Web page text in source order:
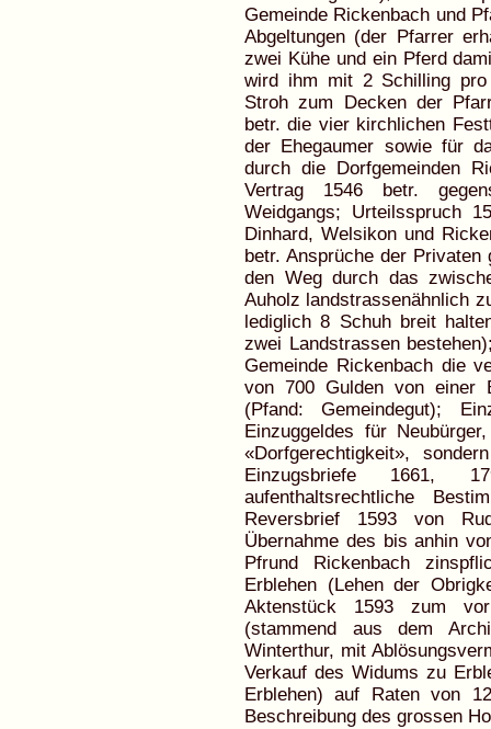
Gemeinde Rickenbach und
Abgeltungen (der Pfarrer
zwei Kühe und ein Pferd
wird ihm mit 2 Schilling pro
Stroh zum Decken der
betr. die vier kirchlichen
der Ehegaumer sowie für
durch die Dorfgemeinden
Vertrag 1546 betr.
Weidgangs; Urteilsspruch
Dinhard,Welsikon und
betr. Ansprüche der
den Weg durch das
Auholz landstrassenähnlich
lediglich 8 Schuh breit
zwei Landstrassen
Gemeinde Rickenbach die
von 700 Gulden von einer
(Pfand: Gemeindegut);
Einzuggeldes für
«Dorfgerechtigkeit»,
Einzugsbriefe
aufenthaltsrechtliche
Reversbrief 1593 von
Übernahme des bis anhin
Pfrund Rickenbach
Erblehen (Lehen der
Aktenstück 1593 zum
(stammend aus dem
Winterthur, mit
Verkauf des Widums zu
Erblehen) auf Raten von
Beschreibung des grossen